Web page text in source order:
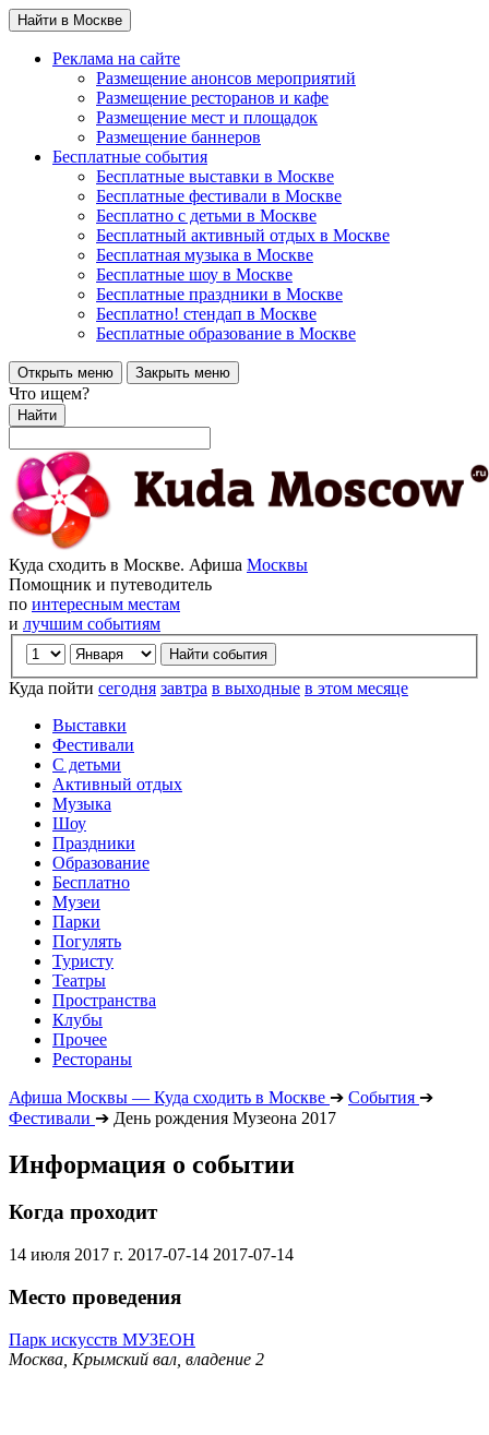
Найти в Москве
Реклама на сайте
Размещение анонсов мероприятий
Размещение ресторанов и кафе
Размещение мест и площадок
Размещение баннеров
Бесплатные события
Бесплатные выставки в Москве
Бесплатные фестивали в Москве
Бесплатно с детьми в Москве
Бесплатный активный отдых в Москве
Бесплатная музыка в Москве
Бесплатные шоу в Москве
Бесплатные праздники в Москве
Бесплатно! стендап в Москве
Бесплатные образование в Москве
Открыть меню Закрыть меню
Что ищем?
Найти
Куда сходить в Москве. Афиша Москвы
Помощник и путеводитель
по интересным местам
и лучшим событиям
Куда пойти сегодня завтра в выходные в этом месяце
Выставки
Фестивали
С детьми
Активный отдых
Музыка
Шоу
Праздники
Образование
Бесплатно
Музеи
Парки
Погулять
Туристу
Театры
Пространства
Клубы
Прочее
Рестораны
Афиша Москвы — Куда сходить в Москве ➔ События ➔
Фестивали ➔ День рождения Музеона 2017
Информация о событии
Когда проходит
14 июля 2017 г. 2017-07-14 2017-07-14
Место проведения
Парк искусств МУЗЕОН
Москва, Крымский вал, владение 2